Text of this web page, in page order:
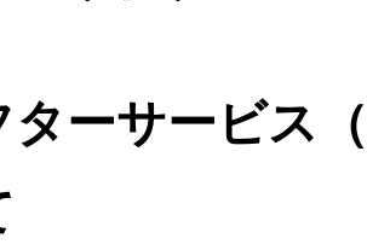
ターサービス